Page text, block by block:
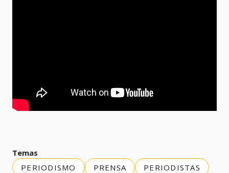
Temas
PERIODISMO
PRENSA
PERIODISTAS